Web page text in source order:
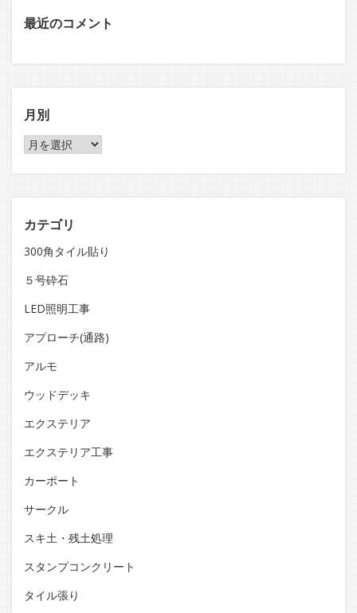
最近のコメント
月別
月
カテゴリ
300角タイル貼り
５号砕石
LED照明工事
アプローチ(通路)
アルモ
ウッドデッキ
エクステリア
エクステリア工事
カーポート
サークル
スキ土・残土処理
スタンプコンクリート
タイル張り